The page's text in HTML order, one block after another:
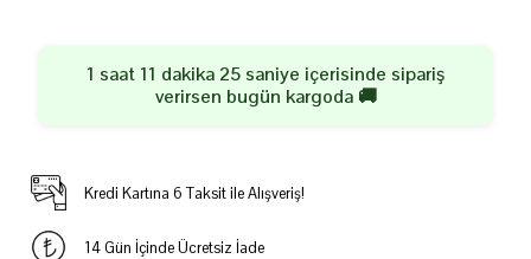
1 saat 11 dakika 25 saniye içerisinde sipariş
verirsen bugün kargoda 🚚
Kredi Kartına 6 Taksit ile Alışveriş!
14 Gün İçinde Ücretsiz İade